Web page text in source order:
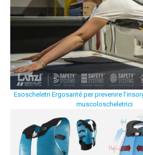
Esoscheletri Ergosanté per prevenire
muscoloscheletrici